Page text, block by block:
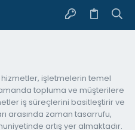
işletmelerin temel
topluma ve müşterilere
iş süreçlerini basitleştirir ve
arasında zaman tasarrufu,
artış yer almaktadır.